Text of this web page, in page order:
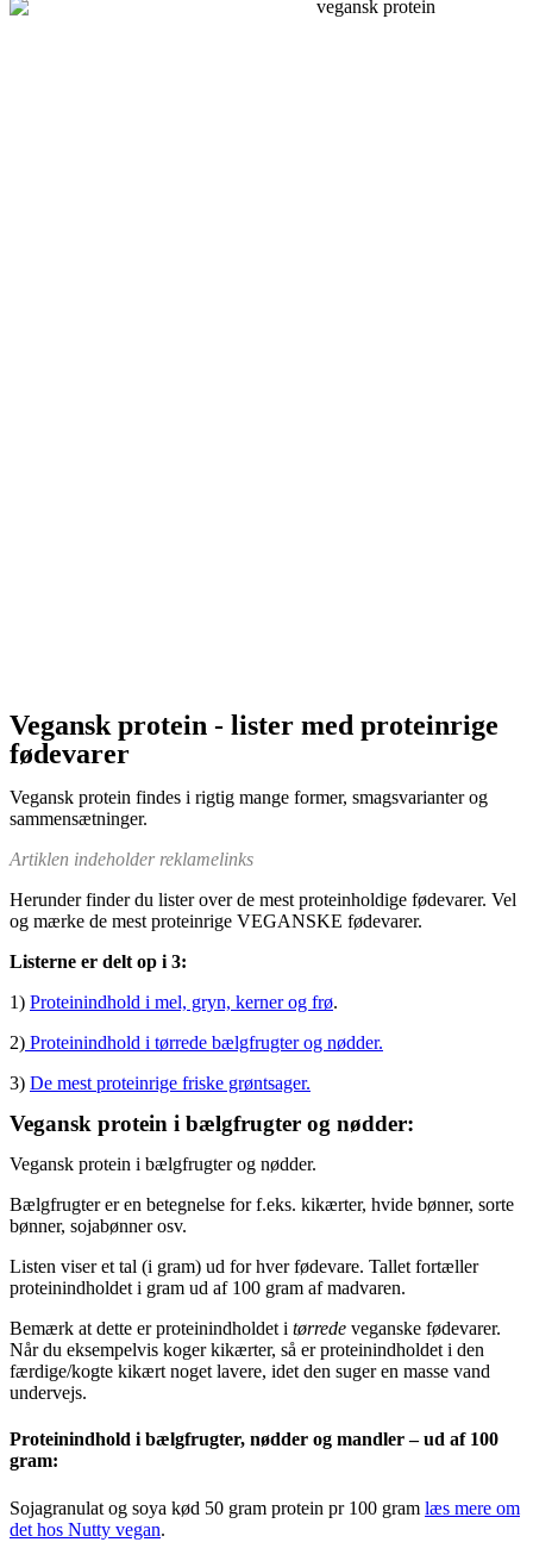
Vegansk protein - lister med proteinrige
fødevarer
Vegansk protein findes i rigtig mange former, smagsvarianter og
sammensætninger.
Artiklen indeholder reklamelinks
Herunder finder du lister over de mest proteinholdige fødevarer. Vel
og mærke de mest proteinrige VEGANSKE fødevarer.
Listerne er delt op i 3:
1) Proteinindhold i mel, gryn, kerner og frø.
2) Proteinindhold i tørrede bælgfrugter og nødder.
3) De mest proteinrige friske grøntsager.
Vegansk protein i bælgfrugter og nødder:
Vegansk protein i bælgfrugter og nødder.
Bælgfrugter er en betegnelse for f.eks. kikærter, hvide bønner, sorte
bønner, sojabønner osv.
Listen viser et tal (i gram) ud for hver fødevare. Tallet fortæller
proteinindholdet i gram ud af 100 gram af madvaren.
Bemærk at dette er proteinindholdet i tørrede veganske fødevarer.
Når du eksempelvis koger kikærter, så er proteinindholdet i den
færdige/kogte kikært noget lavere, idet den suger en masse vand
undervejs.
Proteinindhold i bælgfrugter, nødder og mandler – ud af 100
gram:
Sojagranulat og soya kød 50 gram protein pr 100 gram læs mere om
det hos Nutty vegan.